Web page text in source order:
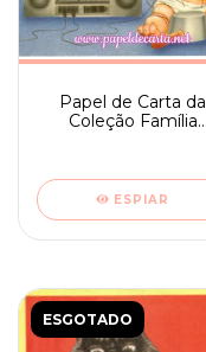
Papel de Carta da
Coleção Família
ESPIAR
ESGOTADO